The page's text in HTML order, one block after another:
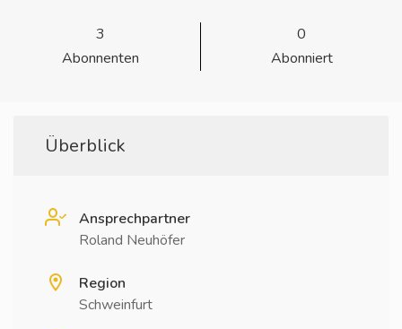
3
Abonnenten
0
Abonniert
Überblick
Ansprechpartner
Roland Neuhöfer
Region
Schweinfurt